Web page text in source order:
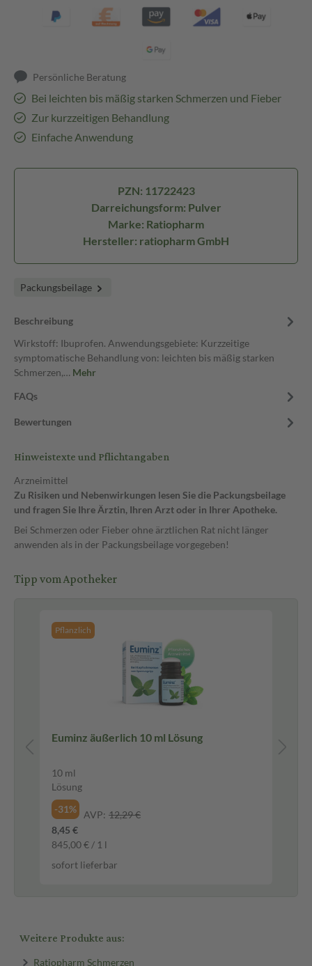
Persönliche Beratung
Bei leichten bis mäßig starken Schmerzen und Fieber
Zur kurzzeitigen Behandlung
Einfache Anwendung
PZN: 11722423
Darreichungsform: Pulver
Marke: Ratiopharm
Hersteller: ratiopharm GmbH
Packungsbeilage
Beschreibung
Wirkstoff: Ibuprofen. Anwendungsgebiete: Kurzzeitige
symptomatische Behandlung von: leichten bis mäßig starken
Schmerzen,… Mehr
FAQs
Bewertungen
Hinweistexte und Pflichtangaben
Arzneimittel
Zu Risiken und Nebenwirkungen lesen Sie die Packungsbeilage
und fragen Sie Ihre Ärztin, Ihren Arzt oder in Ihrer Apotheke.
Bei Schmerzen oder Fieber ohne ärztlichen Rat nicht länger
anwenden als in der Packungsbeilage vorgegeben!
Tipp vom Apotheker
Pflanzlich
Euminz äußerlich 10 ml Lösung
10 ml
Lösung
-31%
AVP: 12,29 €
8,45 €
845,00 € / 1 l
sofort lieferbar
Weitere Produkte aus:
Ratiopharm Schmerzen